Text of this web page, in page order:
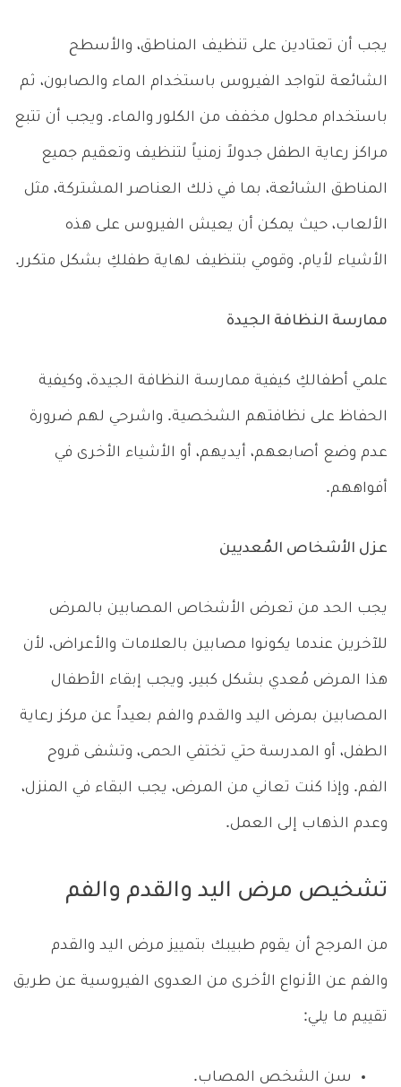
يجب أن تعتادين على تنظيف المناطق، والأسطح
الشائعة لتواجد الفيروس باستخدام الماء والصابون، ثم
باستخدام محلول مخفف من الكلور والماء. ويجب أن تتبع
مراكز رعاية الطفل جدولاً زمنياً لتنظيف وتعقيم جميع
المناطق الشائعة، بما في ذلك العناصر المشتركة، مثل
الألعاب، حيث يمكن أن يعيش الفيروس على هذه
الأشياء لأيام. وقومي بتنظيف لهاية طفلكِ بشكل متكرر.
ممارسة النظافة الجيدة
علمي أطفالكِ كيفية ممارسة النظافة الجيدة، وكيفية
الحفاظ على نظافتهم الشخصية. واشرحي لهم ضرورة
عدم وضع أصابعهم، أيديهم، أو الأشياء الأخرى في
أفواههم.
عزل الأشخاص المُعديين
يجب الحد من تعرض الأشخاص المصابين بالمرض
للآخرين عندما يكونوا مصابين بالعلامات والأعراض، لأن
هذا المرض مُعدي بشكل كبير. ويجب إبقاء الأطفال
المصابين بمرض اليد والقدم والفم بعيداً عن مركز رعاية
الطفل، أو المدرسة حتي تختفي الحمى، وتشفى قروح
الفم. وإذا كنت تعاني من المرض، يجب البقاء في المنزل،
وعدم الذهاب إلى العمل.
تشخيص مرض اليد والقدم والفم
من المرجح أن يقوم طبيبك بتمييز مرض اليد والقدم
والفم عن الأنواع الأخرى من العدوى الفيروسية عن طريق
تقييم ما يلي:
سن الشخص المصاب.